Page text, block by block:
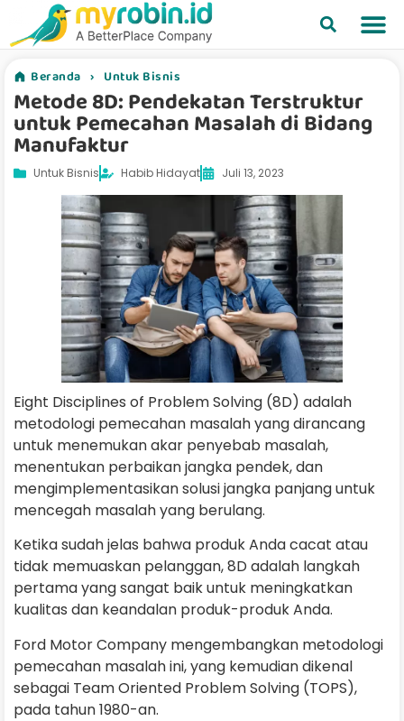
Beranda › Untuk Bisnis
Metode 8D: Pendekatan Terstruktur
untuk Pemecahan Masalah di Bidang
Manufaktur
Untuk Bisnis Habib Hidayat Juli 13, 2023
Eight Disciplines of Problem Solving (8D) adalah
metodologi pemecahan masalah yang dirancang
untuk menemukan akar penyebab masalah,
menentukan perbaikan jangka pendek, dan
mengimplementasikan solusi jangka panjang untuk
mencegah masalah yang berulang.
Ketika sudah jelas bahwa produk Anda cacat atau
tidak memuaskan pelanggan, 8D adalah langkah
pertama yang sangat baik untuk meningkatkan
kualitas dan keandalan produk-produk Anda.
Ford Motor Company mengembangkan metodologi
pemecahan masalah ini, yang kemudian dikenal
sebagai Team Oriented Problem Solving (TOPS),
pada tahun 1980-an.